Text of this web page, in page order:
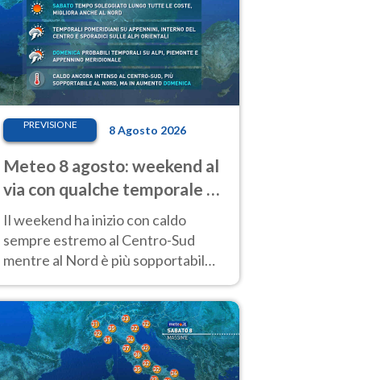
PREVISIONE 8 Agosto 2026
Meteo 8 agosto: weekend al
via con qualche temporale e
caldo estremo al Centro-Sud
Il weekend ha inizio con caldo
sempre estremo al Centro-Sud
mentre al Nord è più sopportabile
calore sui rilievi.